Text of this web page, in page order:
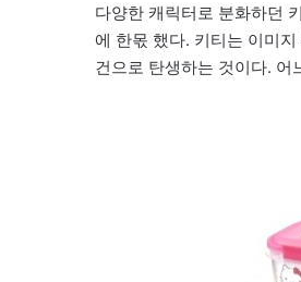
다양한 캐릭터로 분화하던
에 한몫 했다. 키티는 이미
건으로 탄생하는 것이다. 어